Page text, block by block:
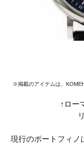
※掲載のアイテムは、
↑ロー
現行のポートフィノ